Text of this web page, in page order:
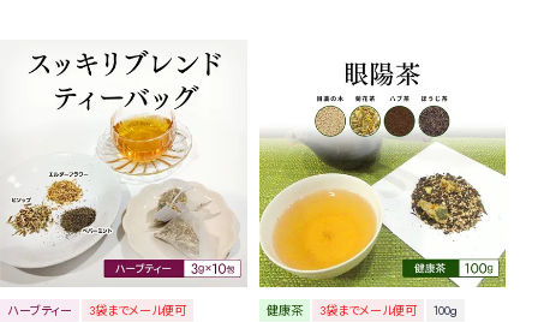
ハーブティー
3袋までメール便可
健康茶 3袋までメール便可
100g